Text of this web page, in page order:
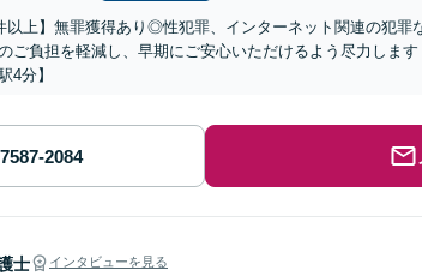
以上】無罪獲得あり◎性犯罪、インターネット関連の犯
ご負担を軽減し、早期にご安心いただけるよう尽力しま
4分】
士 インタビューを見る